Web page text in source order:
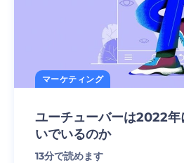
マーケティング
ユーチューバーは2022年
いでいるのか
13分で読めます